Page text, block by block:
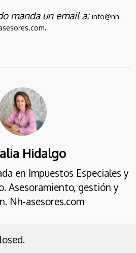
SOBRE LOS
FLUORADOS
manda un email a: info@nh-
.
Hidalgo
en Impuestos Especiales y
Asesoramiento, gestión y
Nh-asesores.com